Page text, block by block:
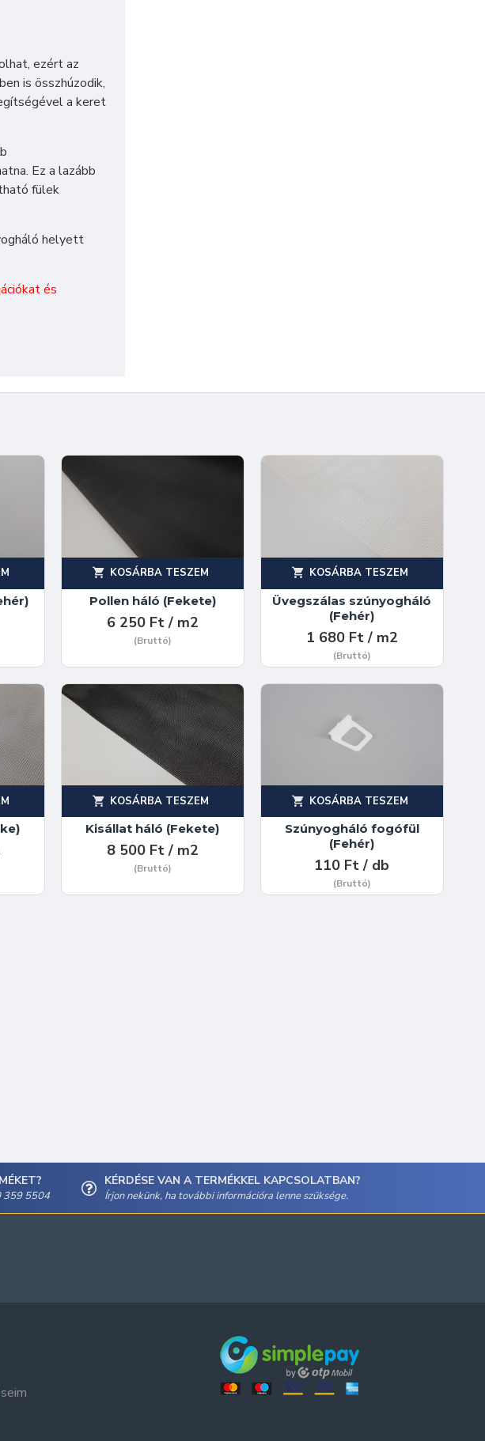
ezért az
is összhúzodik,
a keret
Ez a lazább
fülek
helyett
és
Pollen háló (Fekete)
6 250 Ft / m2
(Bruttó)
KOSÁRBA TESZEM
Üvegszálas szúnyogháló
(Fehér)
1 680 Ft / m2
(Bruttó)
KOSÁRBA TESZEM
Kisállat háló (Fekete)
8 500 Ft / m2
(Bruttó)
KOSÁRBA TESZEM
Szúnyogháló fogófül
(Fehér)
110 Ft / db
(Bruttó)
KOSÁRBA TESZEM
359 5504
KÉRDÉSE VAN A TERMÉKKEL KAPCSOLATBAN?
Írjon nekünk, ha további információra lenne szüksége.